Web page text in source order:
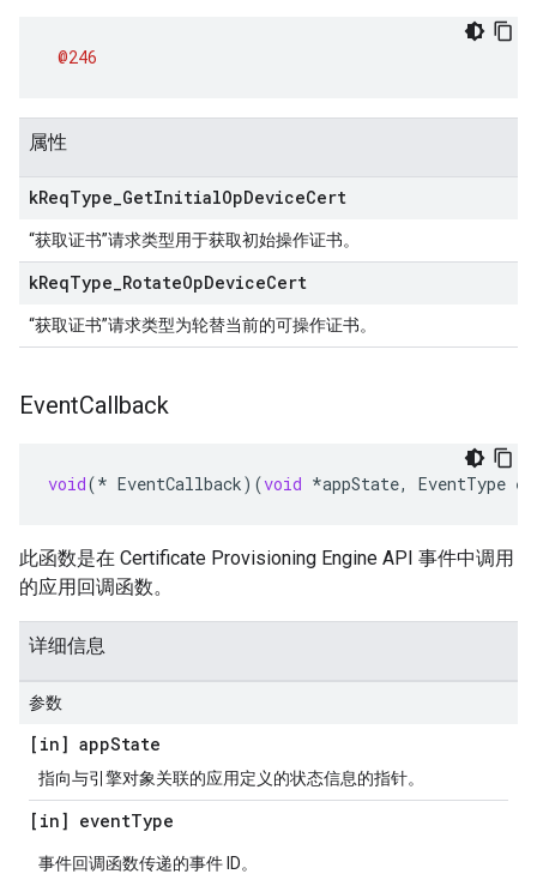
@246
属性
kReqType GetInitialOpDeviceCert
“获取证书”请求类型用于获取初始操作证书。
kReqType RotateOpDeviceCert
“获取证书”请求类型为轮替当前的可操作证书。
EventCallback
void(* EventCallback)(void *appState, EventType
此函数是在 Certificate Provisioning Engine API 事件中调用
的应用回调函数。
详细信息
参数
[in] appState
指向与引擎对象关联的应用定义的状态信息的指针。
[in] eventType
事件回调函数传递的事件 ID。